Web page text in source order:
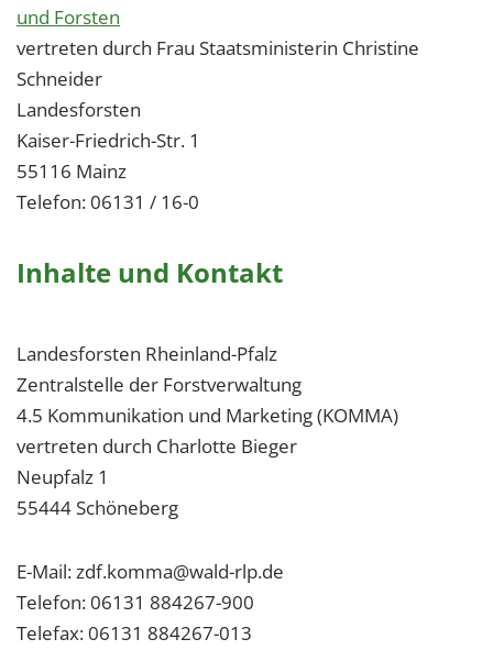
und Forsten
vertreten durch Frau Staatsministerin Christine
Schneider
Landesforsten
Kaiser-Friedrich-Str. 1
55116 Mainz
Telefon: 06131 / 16-0
Inhalte und Kontakt
Landesforsten Rheinland-Pfalz
Zentralstelle der Forstverwaltung
4.5 Kommunikation und Marketing (KOMMA)
vertreten durch Charlotte Bieger
Neupfalz 1
55444 Schöneberg
E-Mail: zdf.komma@wald-rlp.de
Telefon: 06131 884267-900
Telefax: 06131 884267-013